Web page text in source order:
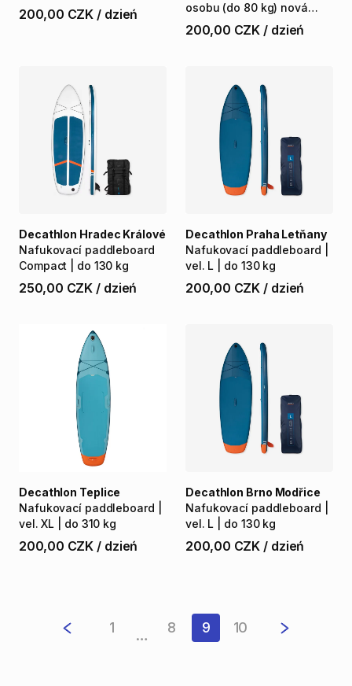
200,00 CZK / dzień
osobu (do 80 kg) nová
kolekce
200,00 CZK / dzień
Nafukovací paddleboard
Compact
do 130 kg
Decathlon Hradec Králové
250,00 CZK / dzień
Nafukovací paddleboard
vel. L do 130 kg
Decathlon Praha Letňany
200,00 CZK / dzień
Nafukovací paddleboard
vel. XL do 310 kg
Decathlon Teplice
200,00 CZK / dzień
Nafukovací paddleboard
vel. L do 130 kg
Decathlon Brno Modřice
200,00 CZK / dzień
1 … 8 9 10